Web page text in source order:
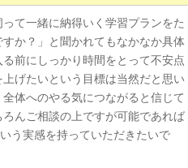
て一緒に納得いく学習プランをた
か？」と聞かれてもなかなか具体
前にしっかり時間をとって不安点
げたいという目標は当然だと思い
体へのやる気につながると信じて
んご相談の上ですが可能であれば
う実感を持っていただきたいで